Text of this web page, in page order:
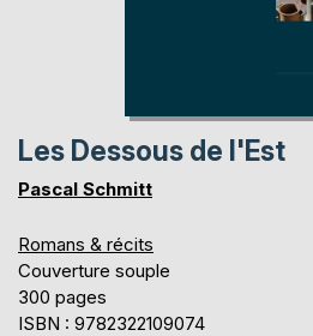
Les Dessous de l'Est
Pascal Schmitt
Romans & récits
Couverture souple
300 pages
ISBN : 9782322109074